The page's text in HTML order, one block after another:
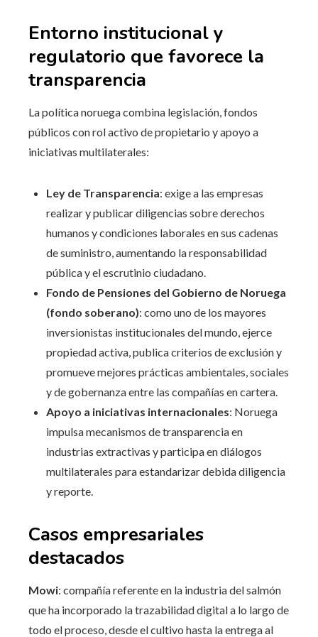
Entorno institucional y
regulatorio que favorece la
transparencia
La política noruega combina legislación, fondos
públicos con rol activo de propietario y apoyo a
iniciativas multilaterales:
Ley de Transparencia: exige a las empresas
realizar y publicar diligencias sobre derechos
humanos y condiciones laborales en sus cadenas
de suministro, aumentando la responsabilidad
pública y el escrutinio ciudadano.
Fondo de Pensiones del Gobierno de Noruega
(fondo soberano): como uno de los mayores
inversionistas institucionales del mundo, ejerce
propiedad activa, publica criterios de exclusión y
promueve mejores prácticas ambientales, sociales
y de gobernanza entre las compañías en cartera.
Apoyo a iniciativas internacionales: Noruega
impulsa mecanismos de transparencia en
industrias extractivas y participa en diálogos
multilaterales para estandarizar debida diligencia
y reporte.
Casos empresariales
destacados
Mowi: compañía referente en la industria del salmón
que ha incorporado la trazabilidad digital a lo largo de
todo el proceso, desde el cultivo hasta la entrega al